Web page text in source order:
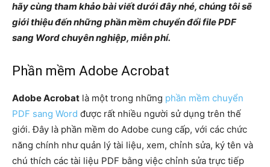
hãy cùng tham khảo bài viết dưới đây nhé, chúng tôi sẽ
giới thiệu đến những phần mềm chuyển đổi file PDF
sang Word chuyên nghiệp, miễn phí.
Phần mềm Adobe Acrobat
Adobe Acrobat là một trong những phần mềm chuyển
PDF sang Word được rất nhiều người sử dụng trên thế
giới. Đây là phần mềm do Adobe cung cấp, với các chức
năng chính như quản lý tài liệu, xem, chỉnh sửa, ký tên và
chú thích các tài liệu PDF bằng việc chỉnh sửa trực tiếp